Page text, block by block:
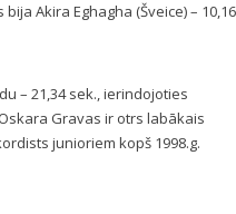
Akira Eghagha (Šveice) – 10,16
– 21,34 sek., ierindojoties
Gravas ir otrs labākais
junioriem kopš 1998.g.